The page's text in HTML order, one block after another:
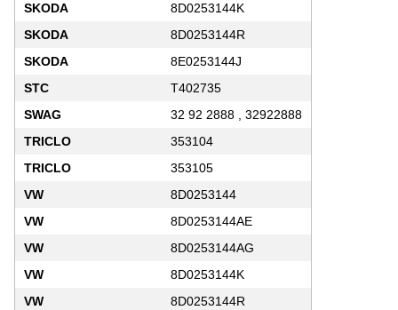
SKODA
8D0253144K
SKODA
8D0253144R
SKODA
8E0253144J
STC
T402735
SWAG
32 92 2888 , 32922888
TRICLO
353104
TRICLO
353105
VW
8D0253144
VW
8D0253144AE
VW
8D0253144AG
VW
8D0253144K
VW
8D0253144R